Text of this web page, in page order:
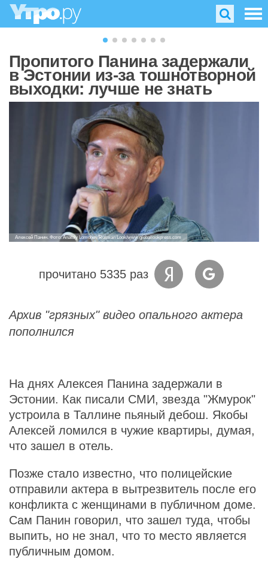
Пропитого Панина задержали
в Эстонии из-за тошнотворной
выходки: лучше не знать
Алексей Панин. Фото: Anatoly Lomohov/Russian Look/www.globallookpress.com
прочитано 5335 раз
Архив "грязных" видео опального актера
пополнился
На днях Алексея Панина задержали в
Эстонии. Как писали СМИ, звезда "Жмурок"
устроила в Таллине пьяный дебош. Якобы
Алексей ломился в чужие квартиры, думая,
что зашел в отель.
Позже стало известно, что полицейские
отправили актера в вытрезвитель после его
конфликта с женщинами в публичном доме.
Сам Панин говорил, что зашел туда, чтобы
выпить, но не знал, что то место является
публичным домом.